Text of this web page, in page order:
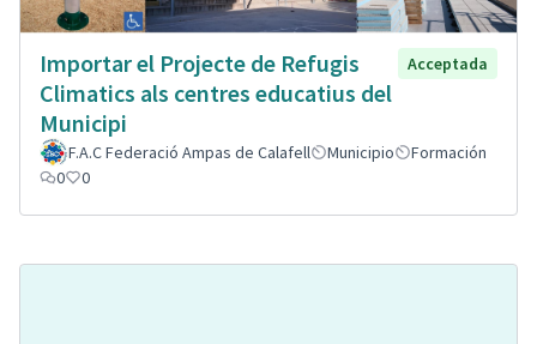
Importar el Projecte de Refugis
Climatics als centres educatius del
Municipi
Acceptada
F.A.C Federació Ampas de Calafell Municipio
Formación
0
0